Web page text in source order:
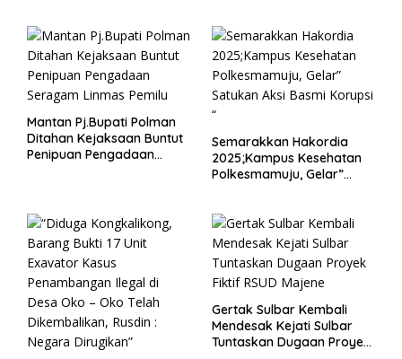
Mantan Pj.Bupati Polman
Ditahan Kejaksaan Buntut
Penipuan Pengadaan
Semarakkan Hakordia
2025;Kampus Kesehatan
Polkesmamuju, Gelar”
Gertak Sulbar Kembali
Mendesak Kejati Sulbar
Tuntaskan Dugaan Proyek